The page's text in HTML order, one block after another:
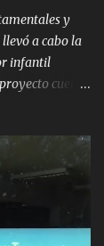
y
llevó a cabo la
infantil
cuenta
y del
de 35 m por
destino será
gimnasia y